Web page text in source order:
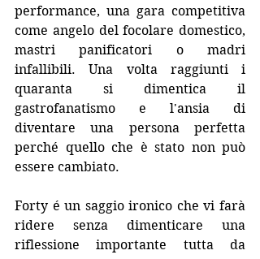
performance, una gara competitiva
come angelo del focolare domestico,
mastri panificatori o madri
infallibili. Una volta raggiunti i
quaranta si dimentica il
gastrofanatismo e l'ansia di
diventare una persona perfetta
perché quello che è stato non può
essere cambiato.
Forty é un saggio ironico che vi farà
ridere senza dimenticare una
riflessione importante tutta da